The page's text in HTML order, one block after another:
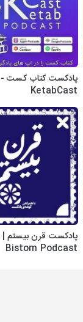
پادکست کتاب کست -
KetabCast
Bistom Podcast